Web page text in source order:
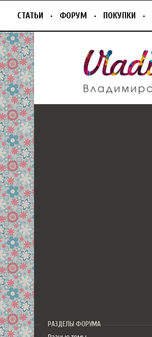
СТАТЬИ ФОРУМ ПОКУПКИ
РАЗДЕЛЫ ФОРУМА